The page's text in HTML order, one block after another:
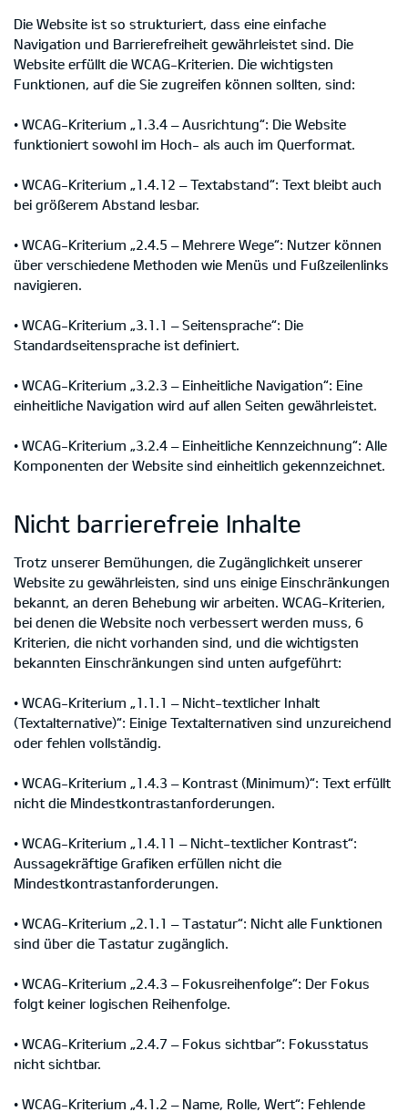
Die Website ist so strukturiert, dass eine einfache
Navigation und Barrierefreiheit gewährleistet sind. Die
Website erfüllt die WCAG-Kriterien. Die wichtigsten
Funktionen, auf die Sie zugreifen können sollten, sind:
• WCAG-Kriterium „1.3.4 – Ausrichtung“: Die Website
funktioniert sowohl im Hoch- als auch im Querformat.
• WCAG-Kriterium „1.4.12 – Textabstand“: Text bleibt auch
bei größerem Abstand lesbar.
• WCAG-Kriterium „2.4.5 – Mehrere Wege“: Nutzer können
über verschiedene Methoden wie Menüs und Fußzeilenlinks
navigieren.
• WCAG-Kriterium „3.1.1 – Seitensprache“: Die
Standardseitensprache ist definiert.
• WCAG-Kriterium „3.2.3 – Einheitliche Navigation“: Eine
einheitliche Navigation wird auf allen Seiten gewährleistet.
• WCAG-Kriterium „3.2.4 – Einheitliche Kennzeichnung“: Alle
Komponenten der Website sind einheitlich gekennzeichnet.
Nicht barrierefreie Inhalte
Trotz unserer Bemühungen, die Zugänglichkeit unserer
Website zu gewährleisten, sind uns einige Einschränkungen
bekannt, an deren Behebung wir arbeiten. WCAG-Kriterien,
bei denen die Website noch verbessert werden muss, 6
Kriterien, die nicht vorhanden sind, und die wichtigsten
bekannten Einschränkungen sind unten aufgeführt:
• WCAG-Kriterium „1.1.1 – Nicht-textlicher Inhalt
(Textalternative)“: Einige Textalternativen sind unzureichend
oder fehlen vollständig.
• WCAG-Kriterium „1.4.3 – Kontrast (Minimum)“: Text erfüllt
nicht die Mindestkontrastanforderungen.
• WCAG-Kriterium „1.4.11 – Nicht-textlicher Kontrast“:
Aussagekräftige Grafiken erfüllen nicht die
Mindestkontrastanforderungen.
• WCAG-Kriterium „2.1.1 – Tastatur“: Nicht alle Funktionen
sind über die Tastatur zugänglich.
• WCAG-Kriterium „2.4.3 – Fokusreihenfolge“: Der Fokus
folgt keiner logischen Reihenfolge.
• WCAG-Kriterium „2.4.7 – Fokus sichtbar“: Fokusstatus
nicht sichtbar.
• WCAG-Kriterium „4.1.2 – Name, Rolle, Wert“: Fehlende